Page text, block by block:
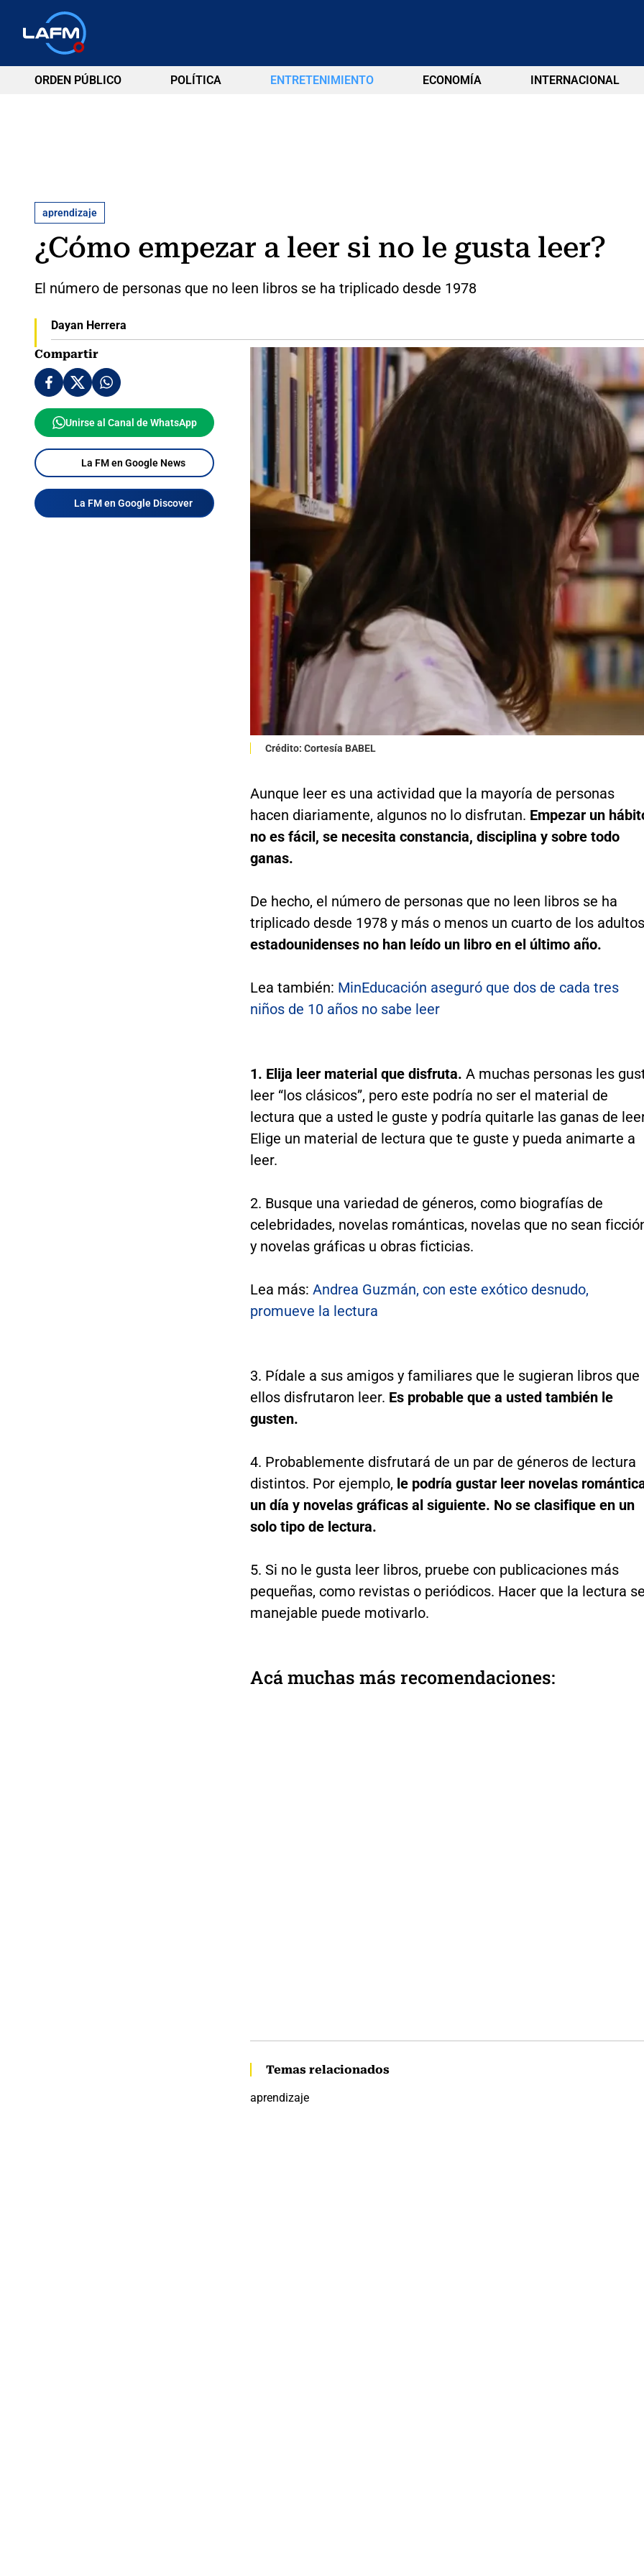
ORDEN PÚBLICO POLÍTICA ENTRETENIMIENTO ECONOMÍA INTERNACIONAL
aprendizaje
¿Cómo empezar a leer si no le gusta leer?
El número de personas que no leen libros se ha triplicado desde 1978
Dayan Herrera
Compartir
Unirse al Canal de WhatsApp
La FM en Google News
La FM en Google Discover
Crédito: Cortesía BABEL
Aunque leer es una actividad que la mayoría de personas
hacen diariamente, algunos no lo disfrutan. Empezar un
no es fácil, se necesita constancia, disciplina y sobre todo
ganas.
De hecho, el número de personas que no leen libros se ha
triplicado desde 1978 y más o menos un cuarto de los adultos
estadounidenses no han leído un libro en el último año.
Lea también: MinEducación aseguró que dos de cada tres
niños de 10 años no sabe leer
1. Elija leer material que disfruta. A muchas personas les
leer “los clásicos”, pero este podría no ser el material de
lectura que a usted le guste y podría quitarle las ganas de
Elige un material de lectura que te guste y pueda animarte a
leer.
2. Busque una variedad de géneros, como biografías de
celebridades, novelas románticas, novelas que no sean
y novelas gráficas u obras ficticias.
Lea más: Andrea Guzmán, con este exótico desnudo,
promueve la lectura
3. Pídale a sus amigos y familiares que le sugieran libros que
ellos disfrutaron leer. Es probable que a usted también le
gusten.
4. Probablemente disfrutará de un par de géneros de lectura
distintos. Por ejemplo, le podría gustar leer novelas
un día y novelas gráficas al siguiente. No se clasifique en un
solo tipo de lectura.
5. Si no le gusta leer libros, pruebe con publicaciones más
pequeñas, como revistas o periódicos. Hacer que la lectura
manejable puede motivarlo.
Acá muchas más recomendaciones:
Temas relacionados
aprendizaje